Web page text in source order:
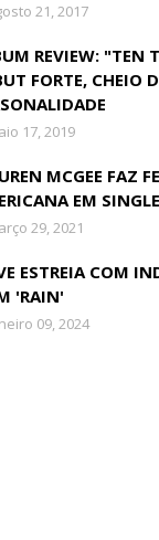
21, 2017
REVIEW: "TEN
FORTE, CHEIO
17, 2019
MCGEE FAZ
EM
29, 2021
ESTREIA COM
'RAIN'
09, 2024